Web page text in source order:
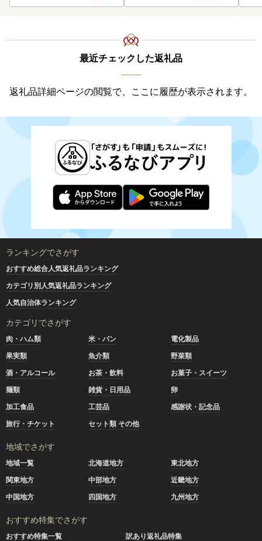
最近チェックした返礼品
返礼品詳細ページの閲覧で、ここに履歴が表示されます。
ランキングでさがす
おすすめ総合人気返礼品ランキング
カテゴリ別人気返礼品ランキング
人気自治体ランキング
カテゴリでさがす
肉・ハム類 米・パン
電化製品
果実類
魚介類
野菜類
酒・アルコール
お茶・飲料
お菓子・スイーツ
麺類
雑貨・日用品
卵
加工食品
工芸品
感謝状・記念品
旅行・チケット
セット類 その他
地域でさがす
地域一覧 北海道地方
東北地方
関東地方
中部地方
近畿地方
中国地方
四国地方 九州地方
おすすめ特集でさがす
おすすめ特集一覧
訳あり返礼品特集